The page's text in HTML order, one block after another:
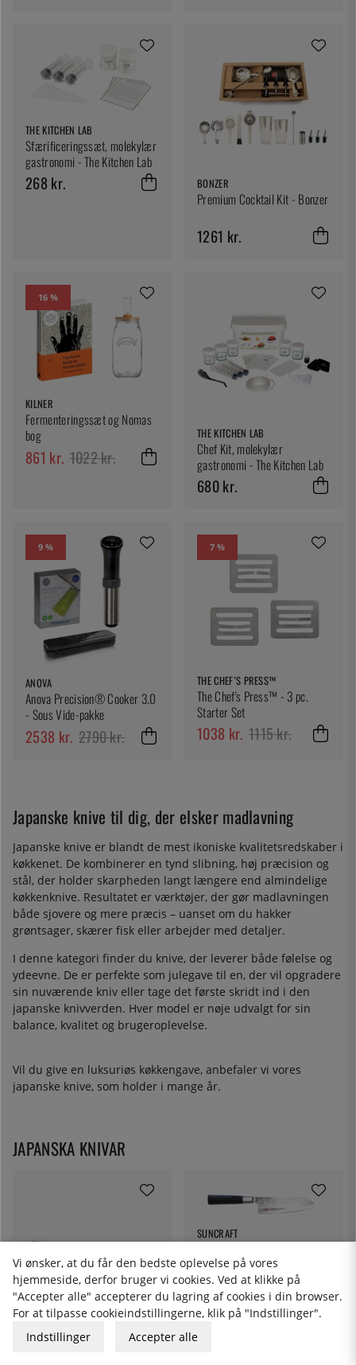
THE KITCHEN LAB
Sfærificeringssæt, molekylær
gastronomi - The Kitchen Lab
268 kr. BONZER
Premium Cocktail Kit - Bonzer
1261 kr.
16 %
KILNER
Fermenteringssæt og Nomas
bog
861 kr. 1022 kr.
THE KITCHEN LAB
Chef Kit, molekylær
gastronomi - The Kitchen Lab
680 kr.
9 %
ANOVA
Anova Precision® Cooker 3.0
- Sous Vide-pakke
2538 kr. 2790 kr.
7 %
THE CHEF’S PRESS™
The Chef's Press™ - 3 pc.
Starter Set
1038 kr. 1115 kr.
Japanske knive til dig, der elsker madlavning
Japanske knive er blandt de mest ikoniske kvalitetsredskaber i
køkkenet. De kombinerer en tynd slibning, høj præcision og
stål, der holder skarpheden langt længere end almindelige
køkkenknive. Resultatet er værktøjer, der gør madlavningen
både sjovere og mere præcis – uanset om du hakker
grøntsager, skærer fisk eller arbejder med detaljer.
I denne kategori finder du knive, der leverer både følelse og
ydeevne. De er perfekte som julegave til en, der vil opgradere
sin nuværende kniv eller tage det første skridt ind i den
japanske knivverden. Hver model er nøje udvalgt for sin
balance, kvalitet og brugeroplevelse.
Vil du give en luksuriøs køkkengave, anbefaler vi vores
japanske knive, som holder i mange år.
JAPANSKA KNIVAR
Bunka 13,5 cm, Kurouchi
SUNCRAFT
Suncraft
1761 kr.
Vi ønsker, at du får den bedste oplevelse på vores
hjemmeside, derfor bruger vi cookies. Ved at klikke på
"Accepter alle" accepterer du lagring af cookies i din browser.
For at tilpasse cookieindstillingerne, klik på "Indstillinger".
Indstillinger
Accepter alle